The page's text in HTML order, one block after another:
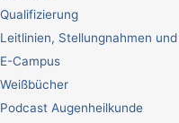
Qualifizierung
Leitlinien, Stellungnahmen
E-Campus
Weißbücher
Podcast Augenheilkunde